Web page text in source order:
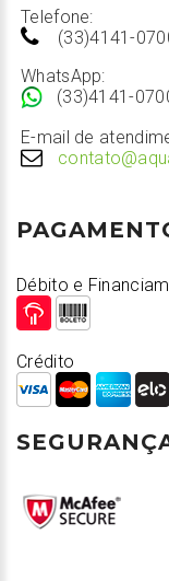
Telefone:
(33)4141-
WhatsApp:
(33)4141-
E-mail de
Débito e
Crédito